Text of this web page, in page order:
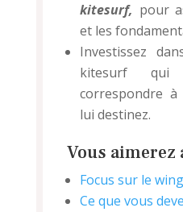
kitesurf, pour
et les
Investissez
kitesurf qui
correspondre à
lui destinez.
Vous aimerez
Focus sur le
Ce que vous